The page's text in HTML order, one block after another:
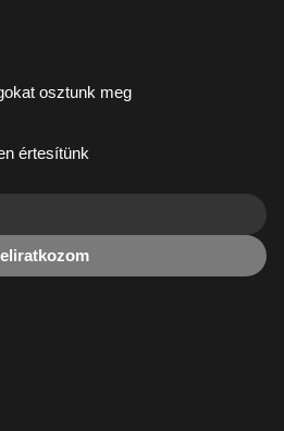
osztunk meg
értesítünk